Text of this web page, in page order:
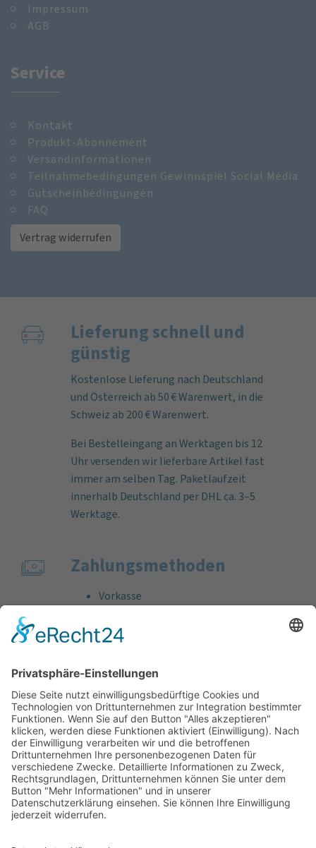
Impressum
AGB
Service
Kontakt
Produkt-Abonnement
Versandinformationen
Teilnahmebedingungen Gewinnspiel Social Media
Gutscheinbedingungen
FAQ
Vertrag widerrufen
Lieferung schnell und
günstig
Kostenlose Lieferung nach Deutschland
und Österreich ab 50 € Warenwert, in die
Schweiz ab 200 € Warenwert.
Bei Bestelleingang an Werktagen bis 12
Uhr versenden wir lieferbare Artikel fast
immer am selben Tag. Paketlaufzeit
innerhalb Deutschland per DHL ca. 3–5
Werktage.
Zahlungs­methoden
Vorkasse
Bankeinzug
Kreditkarte (VISA & MasterCard)
Support
Kostenlose Beratung vor und nach dem
Kauf!
Qualität